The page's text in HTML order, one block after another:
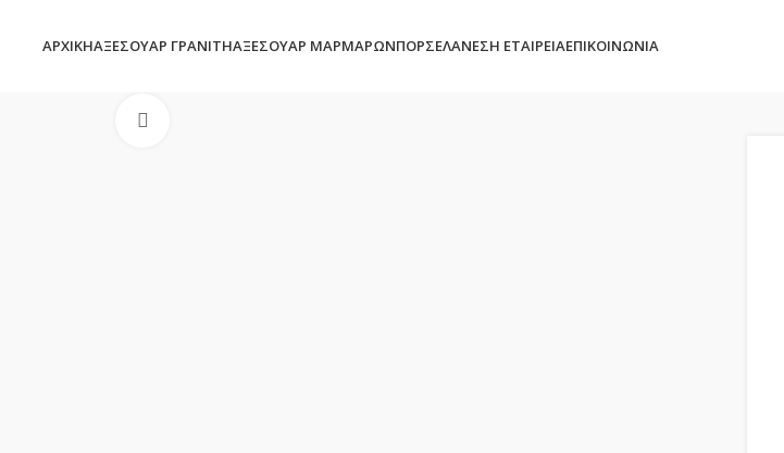
ΑΡΧΙΚΉΑΞΕΣΟΥΆΡ ΓΡΑΝΊΤΗΑΞΕΣΟΥΆΡ ΜΑΡΜΆΡΩΝΠΟΡΣΕΛΆΝΕΣΗ ΕΤΑΙΡΕΊΑΕΠΙΚΟΙΝΩΝΊΑ